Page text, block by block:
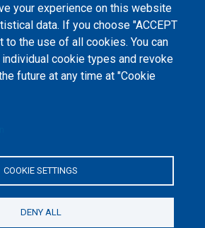
your experience on this website
data. If you choose "ACCEPT
to the use of all cookies. You can
cookie types and revoke
future at any time at "Cookie
COOKIE SETTINGS
DENY ALL
, the open peer review platfrom,
Settings.
is published underCreative Commons
(CC-BY-4.0) license unless
does not constitute an endorsement of the